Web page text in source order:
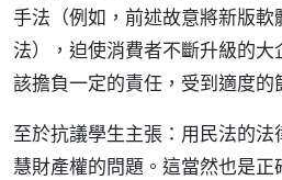
手法（例如，前述故意將新版
法），迫使消費者不斷升級的
該擔負一定的責任，受到適度的
至於抗議學生主張：用民法的
慧財產權的問題。這當然也是